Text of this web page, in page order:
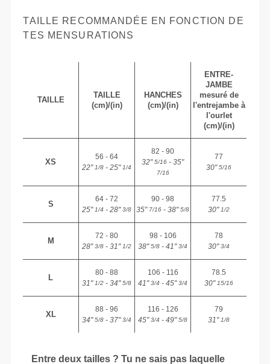
TAILLE RECOMMANDÉE EN FONCTION DE
TES MENSURATIONS
TAILLE
TAILLE
(cm)/(in)
HANCHES
(cm)/(in)
ENTRE-
JAMBE
mesuré de
l'entrejambe à
l'ourlet
(cm)/(in)
XS
56 - 64
22"1/8 - 25"1/4
82 - 90
32"5/16 - 35"
7/16
77
30"5/16
S
64 - 72
25"1/4 - 28"3/8
90 - 98
35"7/16 - 38"5/8
77.5
30"1/2
M
72 - 80
28"3/8 - 31"1/2
98 - 106
38"5/8 - 41"3/4
78
30"3/4
L
80 - 88
31"1/2 - 34"5/8
106 - 116
41"3/4 - 45"3/4
78.5
30"15/16
XL
88 - 96
34"5/8 - 37"3/4
116 - 126
45"3/4 - 49"5/8
79
31"1/8
Entre deux tailles ? Tu ne sais pas laquelle